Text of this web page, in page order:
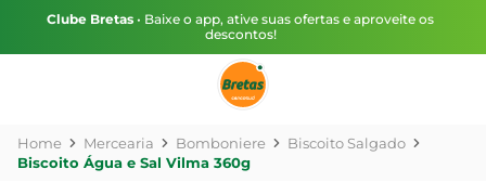
Clube Bretas • Baixe o app, ative suas ofertas e aproveite os
descontos!
Mercearia Bomboniere
Biscoito Salgado
Biscoito Água e Sal Vilma 360g